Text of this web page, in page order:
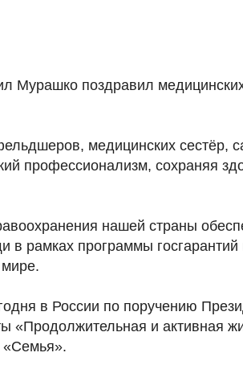
Мурашко поздравил
медицинских сестёр,
профессионализм, сохраняя
нашей страны
рамках программы госгарантий
в России по поручению
«Продолжительная и активная
«Семья».